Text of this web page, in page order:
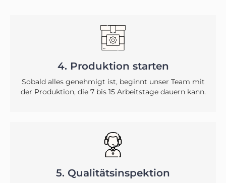
4. Produktion starten
Sobald alles genehmigt ist, beginnt unser Team mit
der Produktion, die 7 bis 15 Arbeitstage dauern kann.
5. Qualitätsinspektion